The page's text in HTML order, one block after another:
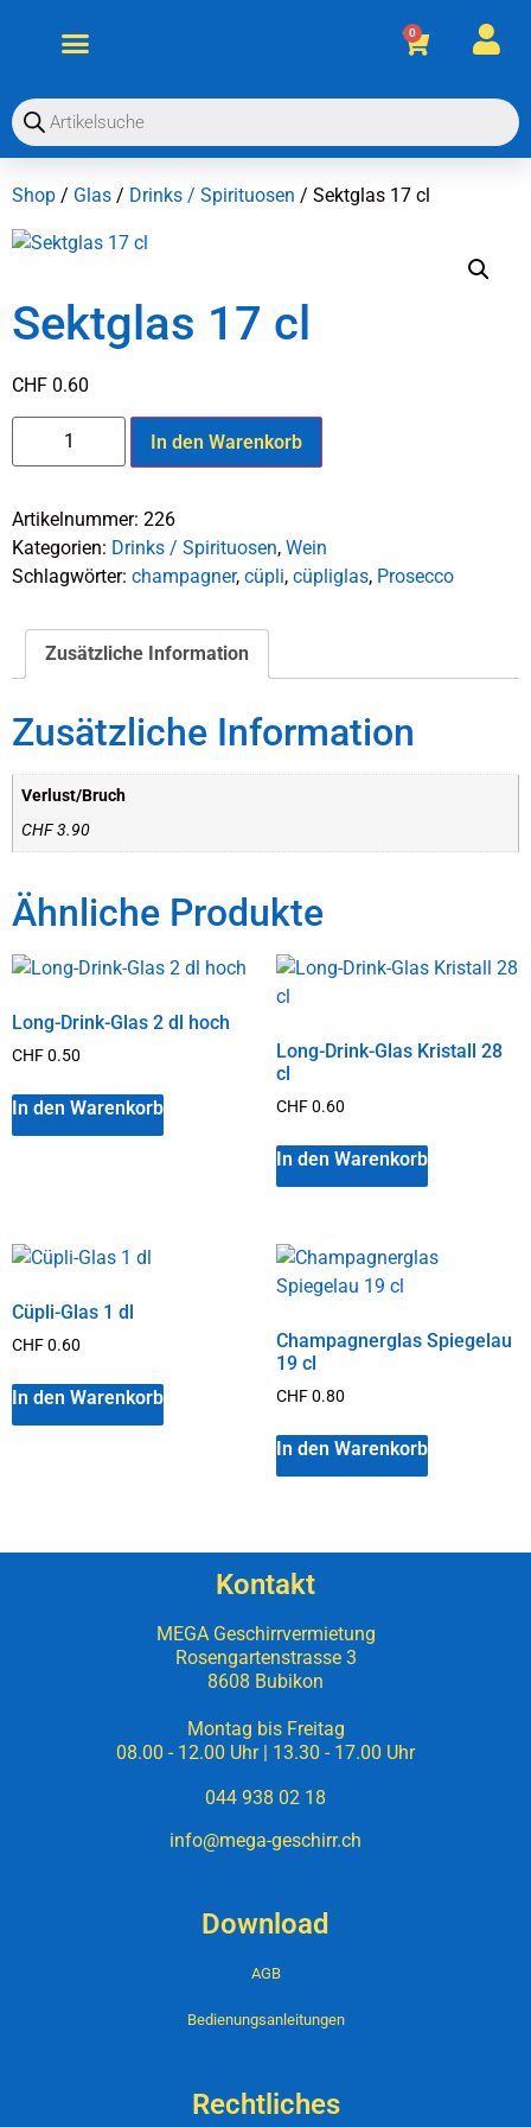
0
OO
Shop / Glas / Drinks / Spirituosen / Sektglas 17 cl
Sektglas 17 cl
CHF 0.60
In den Warenkorb
Artikelnummer: 226
Kategorien: Drinks / Spirituosen, Wein
Schlagwörter: champagner, cüpli, cüpliglas, Prosecco
Zusätzliche Information
Zusätzliche Information
Verlust/Bruch
CHF 3.90
Ähnliche Produkte
Long-Drink-Glas 2 dl hoch
CHF0.50
In den Warenkorb
Long-Drink-Glas Kristall 28
cl
CHF0.60
In den Warenkorb
Cüpli-Glas 1 dl
CHF0.60
In den Warenkorb
Champagnerglas Spiegelau
19 cl
CHF0.80
In den Warenkorb
Kontakt
MEGA Geschirrvermietung
Rosengartenstrasse 3
8608 Bubikon
Montag bis Freitag
08.00 - 12.00 Uhr | 13.30 - 17.00 Uhr
044 938 02 18
info@mega-geschirr.ch
Download
AGB
Bedienungsanleitungen
Rechtliches